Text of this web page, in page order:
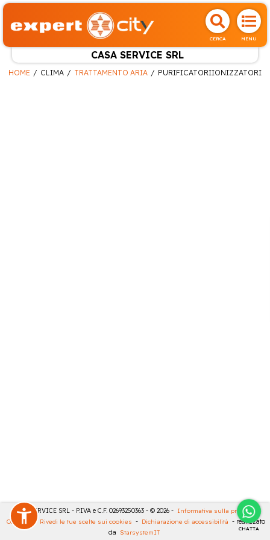
CERCA MENU
CASA SERVICE SRL
CHATTA
HOME CLIMA TRATTAMENTO ARIA PURIFICATORIIONIZZATORI
CASA SERVICE SRL - P.IVA e C.F. 02693250363 - © 2026 - Informativa sulla privacy -
Cookies
- Rivedi le tue scelte sui cookies - Dichiarazione di accessibilità - realizzato
da StarsystemIT